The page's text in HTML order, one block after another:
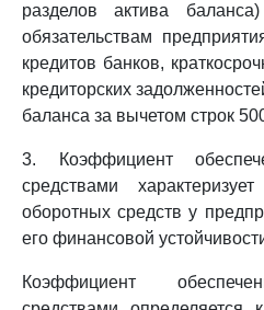
разделов актива
обязательствам
кредитов банков,
кредиторских
баланса за вычетом строк
3. Коэффициент
средствами
оборотных средств у
его финансовой
Коэффициент